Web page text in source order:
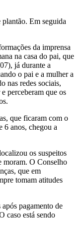
Em seguida
da imprensa
na casa do pai, que
já durante a
o pai e a mulher a
nas redes sociais,
perceberam que os
que ficaram com o
6 anos, chegou a
os suspeitos
moram. O Conselho
que em
tomam atitudes
pagamento de
caso está sendo